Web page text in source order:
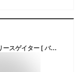
UNDER ARMOUR ネックウォーマー 速乾性 フリースゲイター [ バレンカモ ] UAストーム ウィンタースポーツ アウトドア 防寒用品 起毛 防水 ネックゲイター スヌード マフラー